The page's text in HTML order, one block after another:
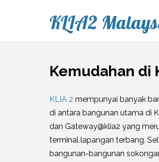
KLIA2
Kemudahan di
KLIA 2 mempunyai banyak
di antara bangunan utama di
dan Gateway@klia2 yang
terminal lapangan terbang.
bangunan-bangunan